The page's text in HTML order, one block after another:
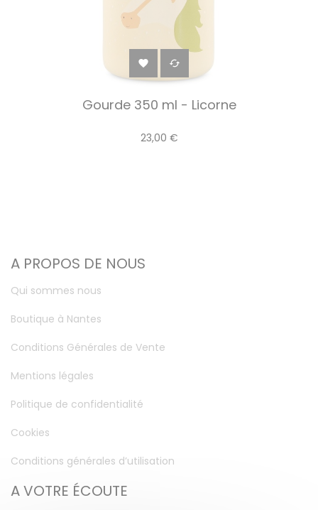
 
Gourde 350 ml - Licorne
23,00 €
A PROPOS DE NOUS
Qui sommes nous
Boutique à Nantes
Conditions Générales de Vente
Mentions légales
Politique de confidentialité
Cookies
Conditions générales d’utilisation
A VOTRE ÉCOUTE